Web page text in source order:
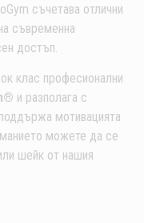
съчетава отлични
съвременна
достъп.
клас професионални
и разполага с
мотивацията
можете да се
шейк от нашия